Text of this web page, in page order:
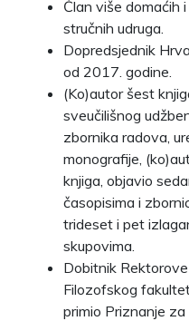
Član više domaćih
stručnih udruga.
Dopredsjednik
od 2017. godine.
(Ko)autor šest
sveučilišnog
zbornika radova,
monografije,
knjiga, objavio
časopisima i
trideset i pet
skupovima.
Dobitnik
Filozofskog
primio Priznanje